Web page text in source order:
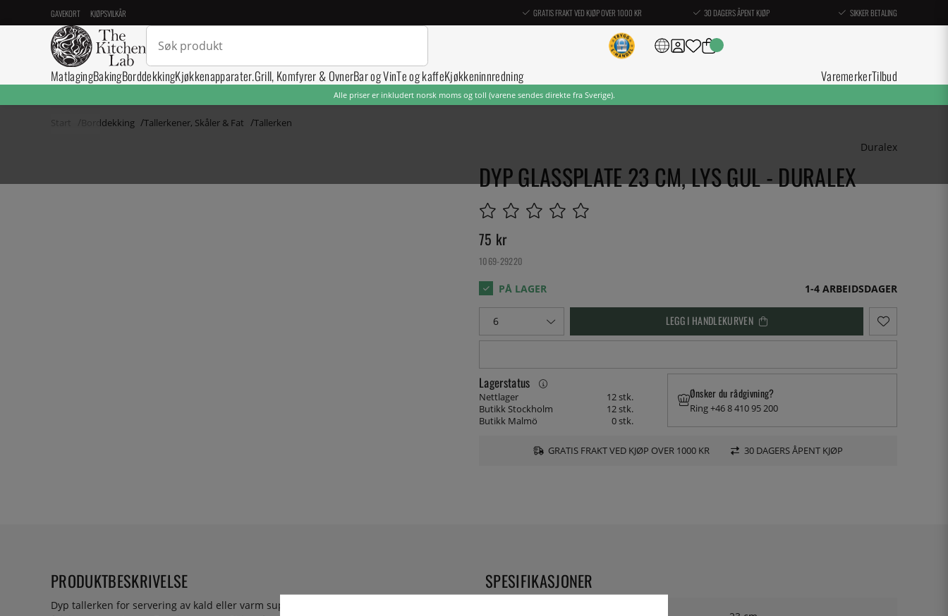
GAVEKORT KJØPSVILKÅR GRATIS FRAKT VED KJØP OVER 1000 KR 30 DAGERS ÅPENT KJØP SIKKER BETALING
MatlagingBakingBorddekkingKjøkkenapparater.Grill, Komfyrer & OvnerBar og VinTe og kaffeKjøkkeninnredning VaremerkerTilbud
Alle priser er inkludert norsk moms og toll (varene sendes direkte fra Sverige).
Start Borddekking Tallerkener, Skåler & Fat Tallerken
Duralex
DYP GLASSPLATE 23 CM, LYS GUL - DURALEX
75 kr
1069-29220
1-4 ARBEIDSDAGER
LEGG I HANDLEKURVEN
Lagerstatus
Nettlager
12 stk.
Butikk Stockholm
12 stk.
Butikk Malmö
0 stk.
Ønsker du rådgivning?
Ring +46 8 410 95 200
GRATIS FRAKT VED KJØP OVER 1000 KR 30 DAGERS ÅPENT KJØP
PRODUKTBESKRIVELSE
Dyp tallerken for servering av kald eller varm suppe eller noe helt annet. Samme gode
SPESIFIKASJONER